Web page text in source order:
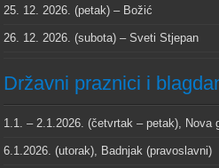
25. 12. 2026. (petak) – Božić
26. 12. 2026. (subota) – Sveti Stjepan
Državni praznici i
1.1. – 2.1.2026. (četvrtak – petak), Nova
6.1.2026. (utorak), Badnjak (pravoslavni)